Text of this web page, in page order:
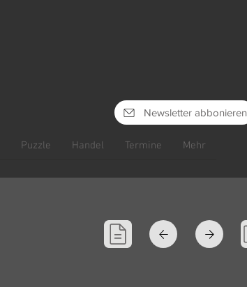
Newsletter abbonieren
Puzzle Handel Termine Mehr